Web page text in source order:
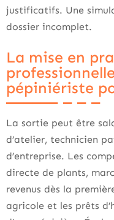
justificatifs. Une
dossier incomplet.
La mise en
pépiniériste
La sortie peut être
d’atelier, technicien
d’entreprise. Les
directe de plants,
revenus dès la
agricole et les prêts